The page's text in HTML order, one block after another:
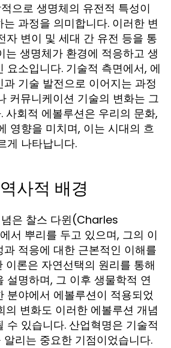
으로 생명체의 유전적 특성이
과정을 의미합니다. 이러한 변
자 변이 및 세대 간 유전 등을 통
는 생명체가 환경에 적응하고 생
요소입니다. 기술적 측면에서, 에
기술 발전으로 이어지는 과정
커뮤니케이션 기술의 변화는 그
사회적 에볼루션은 우리의 문화,
영향을 미치며, 이는 시대의 흐
게 나타납니다.
사적 배경
은 찰스 다윈(Charles
서 뿌리를 두고 있으며, 그의 이
적응에 대한 근본적인 이해를
이론은 자연선택의 원리를 통해
설명하며, 그 이후 생물학적 연
분야에서 에볼루션이 적용되었
의 변화도 이러한 에볼루션 개념
수 있습니다. 산업혁명은 기술적
리는 중요한 기점이었습니다.